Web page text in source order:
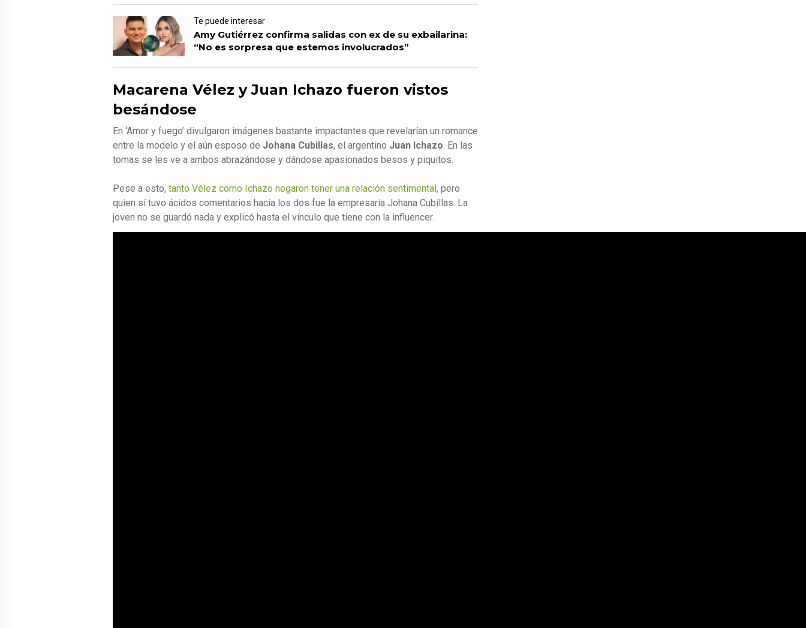
Te puede interesar
Amy Gutiérrez confirma salidas con ex de su exbailarina:
“No es sorpresa que estemos involucrados”
Macarena Vélez y Juan Ichazo fueron vistos
besándose
En ‘Amor y fuego’ divulgaron imágenes bastante impactantes que revelarían un romance
entre la modelo y el aún esposo de Johana Cubillas, el argentino Juan Ichazo. En las
tomas se les ve a ambos abrazándose y dándose apasionados besos y piquitos.
Pese a esto, tanto Vélez como Ichazo negaron tener una relación sentimental, pero
quien sí tuvo ácidos comentarios hacia los dos fue la empresaria Johana Cubillas. La
joven no se guardó nada y explicó hasta el vínculo que tiene con la influencer.